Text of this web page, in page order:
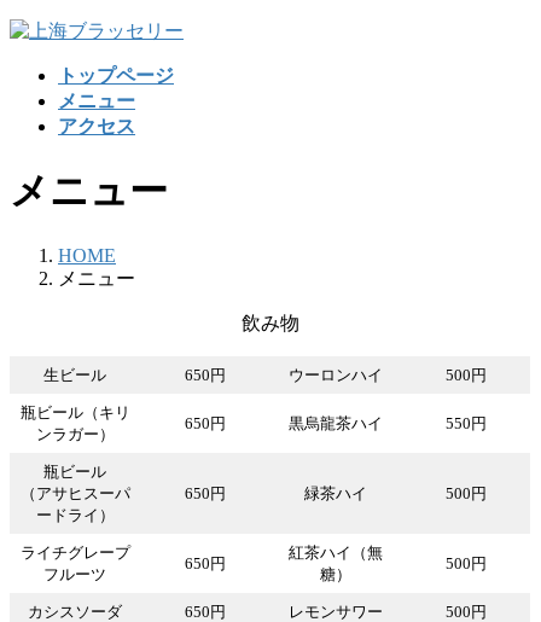
コ
ス
キ
ナ
ン
に
トップページ
メニュー
アクセス
メニュー
HOME
メニュー
飲み物
生ビール 650円 ウーロンハイ 500円
瓶ビール（キリ
ンラガー）
650円 黒烏龍茶ハイ 550円
瓶ビール
（アサヒスーパ
ードライ）
650円 緑茶ハイ 500円
ライチグレープ
フルーツ
650円
紅茶ハイ（無
糖）
500円
カシスソーダ 650円 レモンサワー 500円